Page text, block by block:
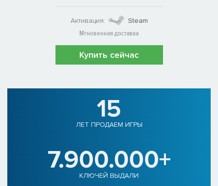
Активация:
Steam
Мгновенная доставка
Купить сейчас
15
ЛЕТ ПРОДАЕМ ИГРЫ
7.900.000+
КЛЮЧЕЙ ВЫДАЛИ